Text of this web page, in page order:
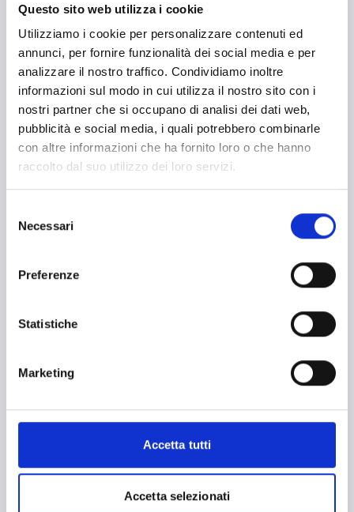
Questo sito web utilizza i cookie
Utilizziamo i cookie per personalizzare contenuti ed
annunci, per fornire funzionalità dei social media e per
analizzare il nostro traffico. Condividiamo inoltre
informazioni sul modo in cui utilizza il nostro sito con i
nostri partner che si occupano di analisi dei dati web,
pubblicità e social media, i quali potrebbero combinarle
con altre informazioni che ha fornito loro o che hanno
raccolto dal suo utilizzo dei loro servizi.
delNecessari
Preferenze
Statistiche
Marketing
Accetta tutti
Accetta selezionati
Audiovisivi e Cinema
Automotive
Avvio attività
Benessere e diritti degli animali
Biodiversità
Cartellonistica stradale
Competitività imprese
Cooperazione Internazionale
Cybersecurity
Diritti e Cittadinanza
Distretti del Commercio